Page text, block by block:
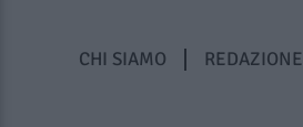
CHI SIAMO REDAZIONE